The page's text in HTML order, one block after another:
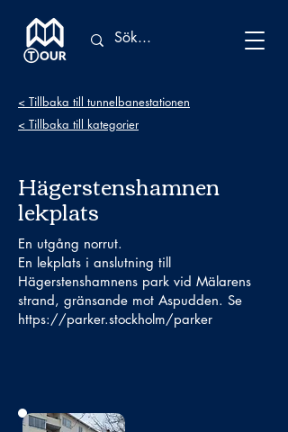
< Tillbaka till tunnelbanestationen
< Tillbaka till kategorier
Hägerstenshamnen
lekplats
En utgång norrut.
En lekplats i anslutning till
Hägerstenshamnens park vid Mälarens
strand, gränsande mot Aspudden. Se
https://parker.stockholm/parker